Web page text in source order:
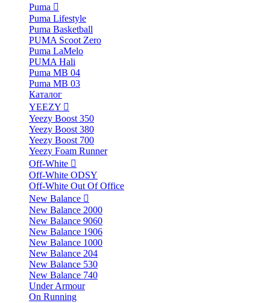
Puma
Puma Lifestyle
Puma Basketball
PUMA Scoot Zero
Puma LaMelo
PUMA Hali
Puma MB 04
Puma MB 03
Каталог
YEEZY
Yeezy Boost 350
Yeezy Boost 380
Yeezy Boost 700
Yeezy Foam Runner
Off-White
Off-White ODSY
Off-White Out Of Office
New Balance
New Balance 2000
New Balance 9060
New Balance 1906
New Balance 1000
New Balance 204
New Balance 530
New Balance 740
Under Armour
On Running